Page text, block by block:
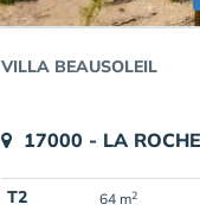
VILLA BEAUSOLEIL
17000 - LA
T2 64 m2